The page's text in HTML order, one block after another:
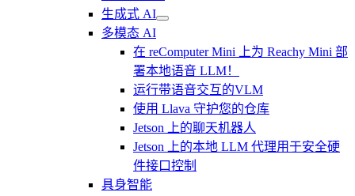
生成式 AI
多模态 AI
在 reComputer Mini 上为 Reachy Mini 部
署本地语音 LLM！
运行带语音交互的VLM
使用 Llava 守护您的仓库
Jetson 上的聊天机器人
Jetson 上的本地 LLM 代理用于安全硬
件接口控制
具身智能